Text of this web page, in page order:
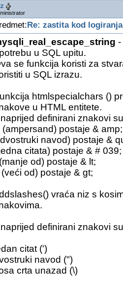
Re: zastita kod logiranja
-
u SQL upitu.
se funkcija koristi za
u SQL izrazu.
htmlspecialchars ()
u HTML entitete.
definirani znakovi
(ampersand) postaje & amp;
navod) postaje &
citata) postaje & # 039;
od) postaje & lt;
(veći od) postaje & gt;
vraća niz s
definirani znakovi
citat (')
navod (")
crta unazad (\)